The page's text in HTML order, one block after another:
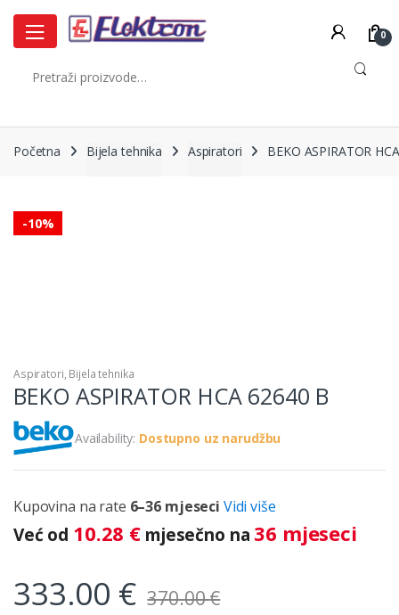
navigation
content
0
Početna Bijela tehnika Aspiratori BEKO ASPIRATOR
-10%
Aspiratori, Bijela tehnika
BEKO ASPIRATOR HCA 62640 B
Availability: Dostupno uz narudžbu
Kupovina na rate 6–36 mjeseci Vidi više
Već od 10.28 € mjesečno na 36 mjeseci
333.00 € 370.00€